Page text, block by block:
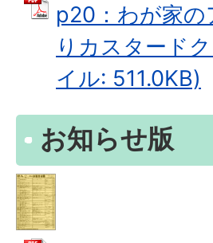
p20：わが家
りカスタード
イル: 511.0KB)
お知らせ版